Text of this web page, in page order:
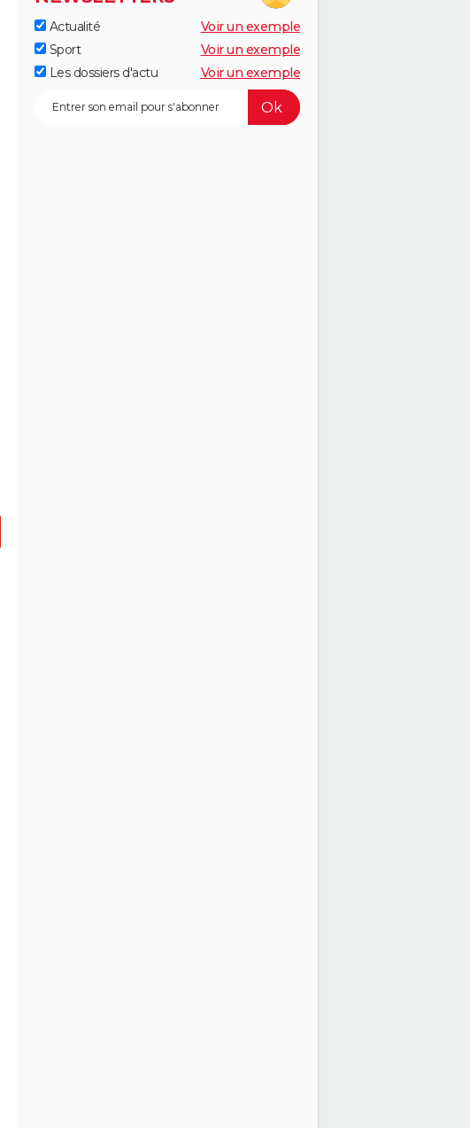
Actualité
Voir un exemple
Sport
Voir un exemple
Les dossiers d'actu
Voir un exemple